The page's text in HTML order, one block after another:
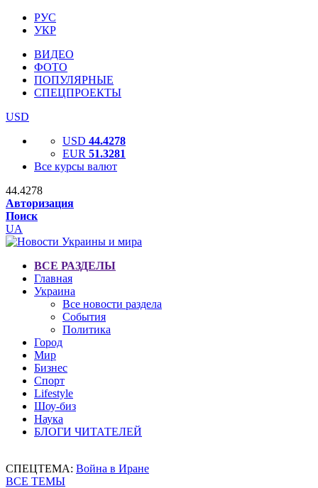
РУС
УКР
ВИДЕО
ФОТО
ПОПУЛЯРНЫЕ
СПЕЦПРОЕКТЫ
USD
USD 44.4278
EUR 51.3281
Все курсы валют
44.4278
Авторизация
Поиск
UA
ВСЕ РАЗДЕЛЫ
Главная
Украина
Все новости раздела
События
Политика
Город
Мир
Бизнес
Спорт
Lifestyle
Шоу-биз
Наука
БЛОГИ ЧИТАТЕЛЕЙ
СПЕЦТЕМА: Война в Иране
ВСЕ ТЕМЫ